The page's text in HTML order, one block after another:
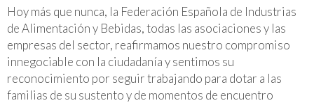
Hoy más que nunca, la Federación Española de Industrias
de Alimentación y Bebidas, todas las asociaciones y las
empresas del sector, reafirmamos nuestro compromiso
innegociable con la ciudadanía y sentimos su
reconocimiento por seguir trabajando para dotar a las
familias de su sustento y de momentos de encuentro